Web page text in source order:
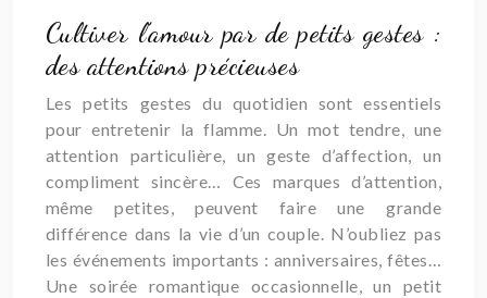
Cultiver l’amour par de petits gestes :
des attentions précieuses
Les petits gestes du quotidien sont essentiels
pour entretenir la flamme. Un mot tendre, une
attention particulière, un geste d’affection, un
compliment sincère… Ces marques d’attention,
même petites, peuvent faire une grande
différence dans la vie d’un couple. N’oubliez pas
les événements importants : anniversaires, fêtes…
Une soirée romantique occasionnelle, un petit